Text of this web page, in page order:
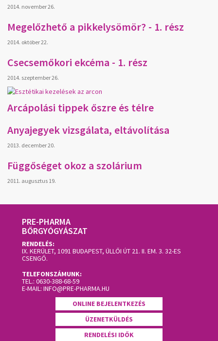
2014. november 26.
Megelőzhető a pikkelysömör? - 1. rész
2014. október 22.
Csecsemőkori ekcéma - 1. rész
2014. szeptember 26.
Arcápolási tippek őszre és télre
Anyajegyek vizsgálata, eltávolítása
2013. december 20.
Függőséget okoz a szolárium
2011. augusztus 19.
PRE-PHARMA
BŐRGYÓGYÁSZAT
RENDELÉS:
IX. KERÜLET, 1091 BUDAPEST, ÜLLŐI ÚT 21. II. EM. 3. 32-ES
CSENGŐ.
TELEFONSZÁMUNK:
TEL.: 0630-388-68-59
E-MAIL: INFO@PRE-PHARMA.HU
ONLINE BEJELENTKEZÉS
ÜZENETKÜLDÉS
RENDELÉSI IDŐK